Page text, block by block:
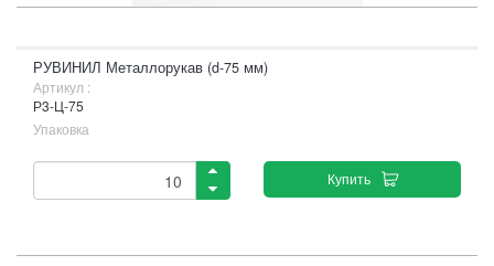
РУВИНИЛ Металлорукав (d-75 мм)
Артикул :
Р3-Ц-75
Упаковка
Купить